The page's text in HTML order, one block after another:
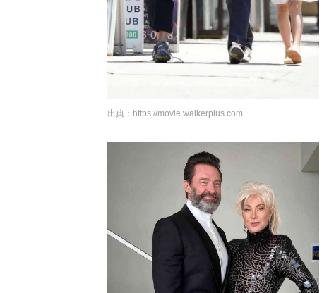
出典： https://movie.walkerplus.com